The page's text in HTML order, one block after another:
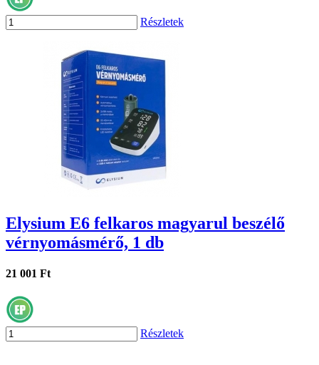
Részletek
Elysium E6 felkaros magyarul beszélő
vérnyomásmérő, 1 db
21 001 Ft
Részletek